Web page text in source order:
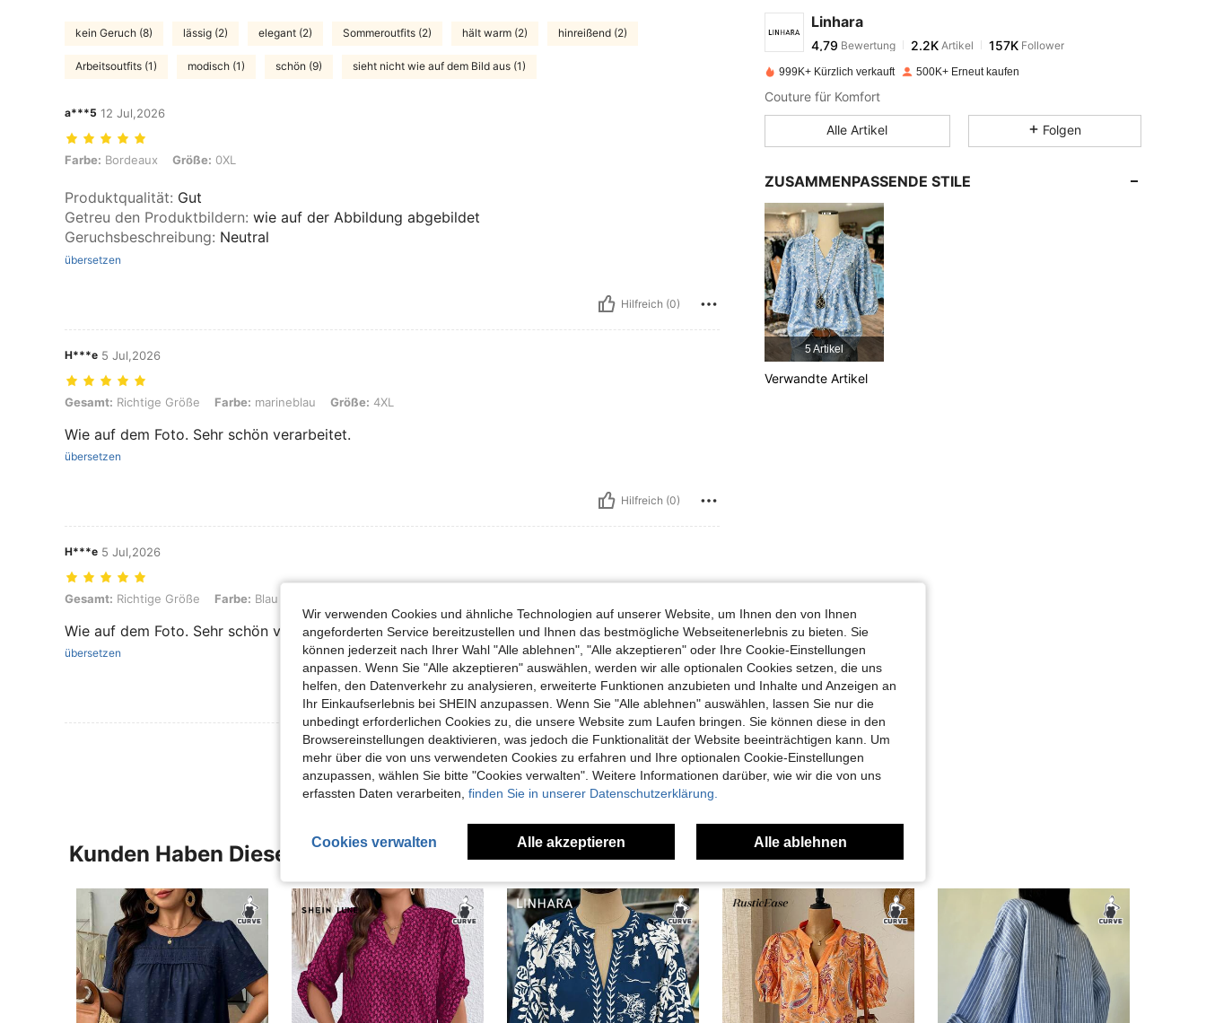
kein Geruch (8) lässig (2) elegant (2) Sommeroutfits (2) hält warm (2) hinreißend (2)
Arbeitsoutfits (1) modisch (1) schön (9) sieht nicht wie auf dem Bild aus (1)
a***5 12 Jul,2026
Farbe: Bordeaux, Größe: 0XL
Farbe: Bordeaux Größe: 0XL
Produktqualität: Gut
Getreu den Produktbildern: wie auf der Abbildung abgebildet
Geruchsbeschreibung: Neutral
übersetzen
Hilfreich (0)
H***e 5 Jul,2026
Gesamt: Richtige Größe, Farbe: marineblau, Größe: 4XL
Gesamt: Richtige Größe Farbe: marineblau Größe: 4XL
Wie auf dem Foto. Sehr schön verarbeitet.
übersetzen
Hilfreich (0)
H***e 5 Jul,2026
Gesamt: Richtige Größe, Farbe: Blau, Größe: 4XL
Gesamt: Richtige Größe Farbe: Blau
Wie auf dem Foto. Sehr schön verarbeitet.
übersetzen
Hilfreich (0)
Mehr Bewertungen Ansehen
Linhara
4,79Bewertung
b***rbezahltVor 1 Tag
4,79
4,79
4,79
4,79
999K+ Kürzlich verkauft 500K+ Erneut kaufen
Couture für Komfort
Alle Artikel Folgen
ZUSAMMENPASSENDE STILE
5 Artikel
Verwandte Artikel
Kunden Haben Diese Artikel Auch Angeschaut
Wir verwenden Cookies und ähnliche Technologien auf unserer Website, um Ihnen den von Ihnen
angeforderten Service bereitzustellen und Ihnen das bestmögliche Webseitenerlebnis zu bieten. Sie
können jederzeit nach Ihrer Wahl "Alle ablehnen", "Alle akzeptieren" oder Ihre Cookie-Einstellungen
anpassen. Wenn Sie "Alle akzeptieren" auswählen, werden wir alle optionalen Cookies setzen, die uns
helfen, den Datenverkehr zu analysieren, erweiterte Funktionen anzubieten und Inhalte und Anzeigen an
Ihr Einkaufserlebnis bei SHEIN anzupassen. Wenn Sie "Alle ablehnen" auswählen, lassen Sie nur die
unbedingt erforderlichen Cookies zu, die unsere Website zum Laufen bringen. Sie können diese in den
Browsereinstellungen deaktivieren, was jedoch die Funktionalität der Website beeinträchtigen kann. Um
mehr über die von uns verwendeten Cookies zu erfahren und Ihre optionalen Cookie-Einstellungen
anzupassen, wählen Sie bitte "Cookies verwalten". Weitere Informationen darüber, wie wir die von uns
erfassten Daten verarbeiten, finden Sie in unserer Datenschutzerklärung.
Cookies verwalten Alle akzeptieren Alle ablehnen